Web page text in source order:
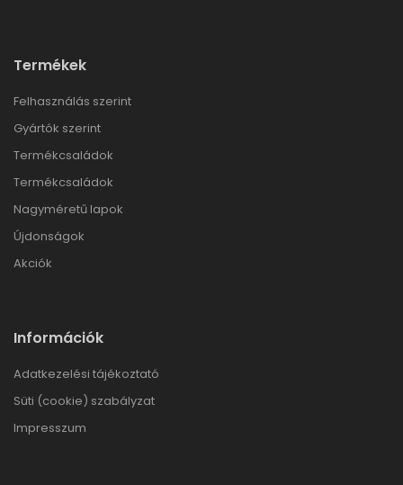
Termékek
Felhasználás szerint
Gyártók szerint
Termékcsaládok
Termékcsaládok
Nagyméretű lapok
Újdonságok
Akciók
Információk
Adatkezelési tájékoztató
Süti (cookie) szabályzat
Impresszum